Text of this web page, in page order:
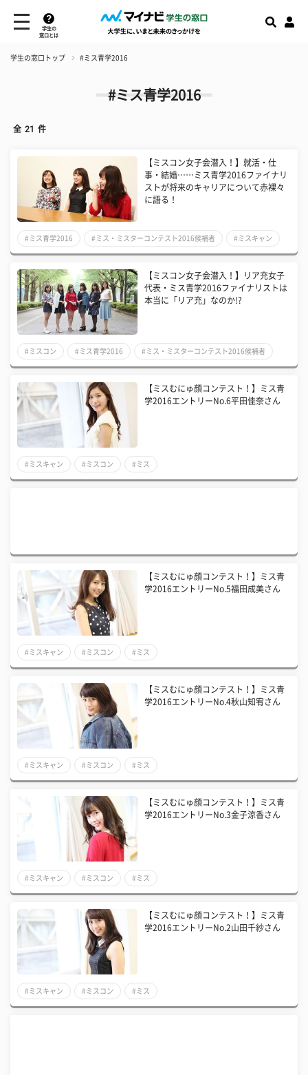
学生の
窓口とは
学生の窓口トップ #ミス青学2016
#ミス青学2016
全 21 件
【ミスコン女子会潜入！】就活・仕
事・結婚……ミス青学2016ファイナリ
ストが将来のキャリアについて赤裸々
に語る！
#ミス青学2016 #ミス・ミスターコンテスト2016候補者 #ミスキャン
【ミスコン女子会潜入！】リア充女子
代表・ミス青学2016ファイナリストは
本当に「リア充」なのか!?
#ミスコン #ミス青学2016 #ミス・ミスターコンテスト2016候補者
【ミスむにゅ顔コンテスト！】ミス青
学2016エントリーNo.6平田佳奈さん
#ミスキャン #ミスコン #ミス
【ミスむにゅ顔コンテスト！】ミス青
学2016エントリーNo.5福田成美さん
#ミスキャン #ミスコン #ミス
【ミスむにゅ顔コンテスト！】ミス青
学2016エントリーNo.4秋山知宥さん
#ミスキャン #ミスコン #ミス
【ミスむにゅ顔コンテスト！】ミス青
学2016エントリーNo.3金子涼香さん
#ミスキャン #ミスコン #ミス
【ミスむにゅ顔コンテスト！】ミス青
学2016エントリーNo.2山田千紗さん
#ミスキャン #ミスコン #ミス